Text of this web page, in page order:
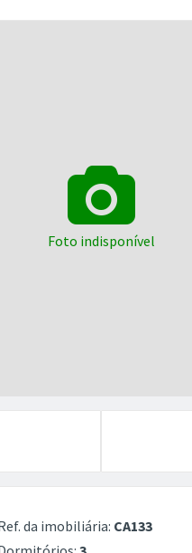
Foto indisponível
da imobiliária: CA133